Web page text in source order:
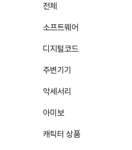
전체
소프트웨어
디지털코드
주변기기
악세서리
아미보
캐릭터 상품